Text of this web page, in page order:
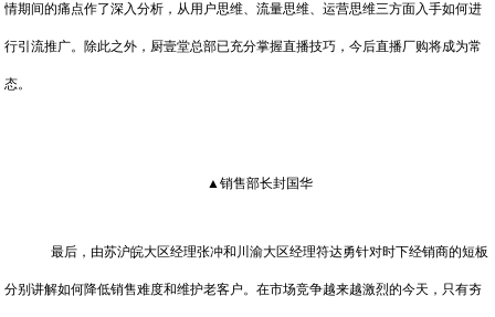
情期间的痛点作了深入分析，从用户思维、流量思维、运营思维三方面入手如何进
行引流推广。除此之外，厨壹堂总部已充分掌握直播技巧，今后直播厂购将成为常
态。
▲销售部长封国华
最后，由苏沪皖大区经理张冲和川渝大区经理符达勇针对时下经销商的短板
分别讲解如何降低销售难度和维护老客户。在市场竞争越来越激烈的今天，只有夯